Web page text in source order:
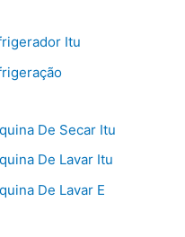
Itu
De Secar Itu
De Lavar Itu
De Lavar E